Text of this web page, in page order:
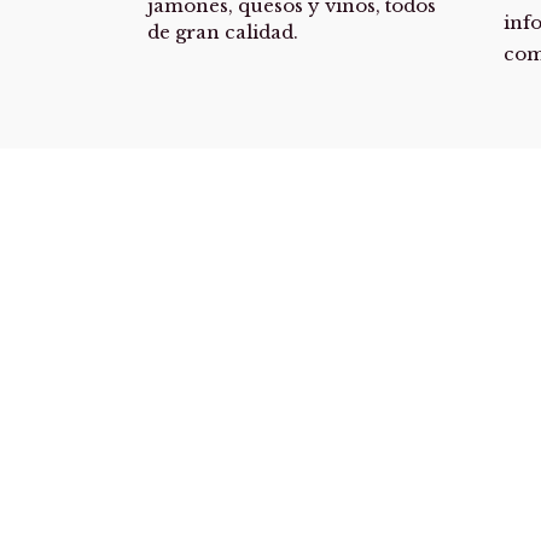
jamones, quesos y vinos, todos
de gran calidad.